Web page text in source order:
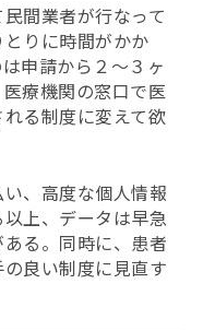
間業者が行なって
りに時間がかか
申請から２〜３ヶ
療機関の窓口で医
る制度に変えて欲
、高度な個人情報
上、データは早急
る。同時に、患者
良い制度に見直す